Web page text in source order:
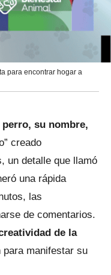
para encontrar hogar a
su nombre,
creado
un detalle que llamó
una rápida
las
de comentarios.
de la
manifestar su